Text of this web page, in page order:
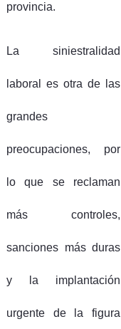
provincia.
La siniestralidad
laboral es otra de las
grandes
preocupaciones, por
lo que se reclaman
más controles,
sanciones más duras
y la implantación
urgente de la figura